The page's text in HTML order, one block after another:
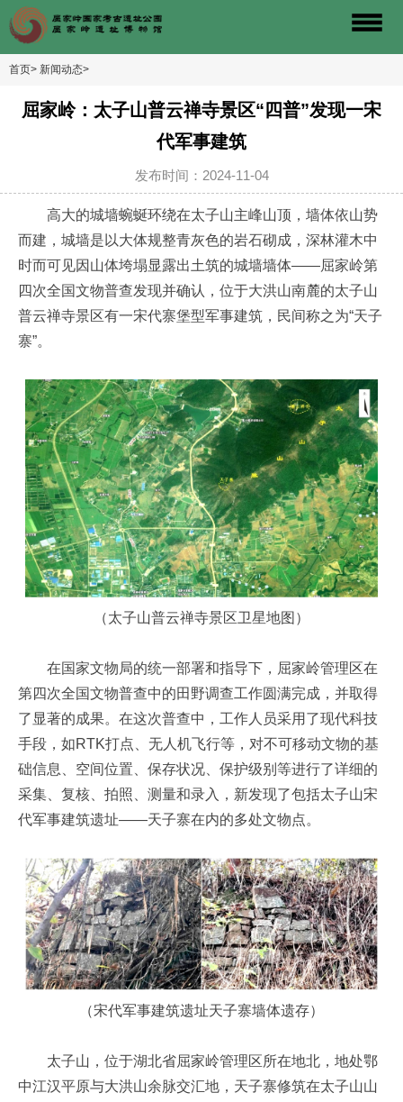
首页> 新闻动态>
屈家岭：太子山普云禅寺景区“四普”发现一宋
代军事建筑
发布时间：2024-11-04
高大的城墙蜿蜒环绕在太子山主峰山顶，墙体依山势
而建，城墙是以大体规整青灰色的岩石砌成，深林灌木中
时而可见因山体垮塌显露出土筑的城墙墙体——屈家岭第
四次全国文物普查发现并确认，位于大洪山南麓的太子山
普云禅寺景区有一宋代寨堡型军事建筑，民间称之为“天子
寨”。
（太子山普云禅寺景区卫星地图）
在国家文物局的统一部署和指导下，屈家岭管理区在
第四次全国文物普查中的田野调查工作圆满完成，并取得
了显著的成果。在这次普查中，工作人员采用了现代科技
手段，如RTK打点、无人机飞行等，对不可移动文物的基
础信息、空间位置、保存状况、保护级别等进行了详细的
采集、复核、拍照、测量和录入，新发现了包括太子山宋
代军事建筑遗址——天子寨在内的多处文物点。
（宋代军事建筑遗址天子寨墙体遗存）
太子山，位于湖北省屈家岭管理区所在地北，地处鄂
中江汉平原与大洪山余脉交汇地，天子寨修筑在太子山山